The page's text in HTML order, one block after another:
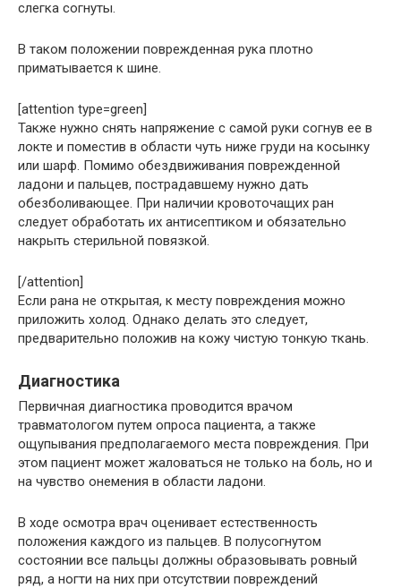
слегка согнуты.
В таком положении поврежденная рука плотно
приматывается к шине.
[attention type=green]
Также нужно снять напряжение с самой руки согнув ее в
локте и поместив в области чуть ниже груди на косынку
или шарф. Помимо обездвиживания поврежденной
ладони и пальцев, пострадавшему нужно дать
обезболивающее. При наличии кровоточащих ран
следует обработать их антисептиком и обязательно
накрыть стерильной повязкой.
[/attention]
Если рана не открытая, к месту повреждения можно
приложить холод. Однако делать это следует,
предварительно положив на кожу чистую тонкую ткань.
Диагностика
Первичная диагностика проводится врачом
травматологом путем опроса пациента, а также
ощупывания предполагаемого места повреждения. При
этом пациент может жаловаться не только на боль, но и
на чувство онемения в области ладони.
В ходе осмотра врач оценивает естественность
положения каждого из пальцев. В полусогнутом
состоянии все пальцы должны образовывать ровный
ряд, а ногти на них при отсутствии повреждений